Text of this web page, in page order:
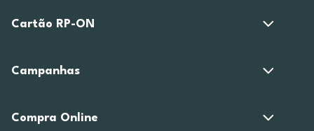
Cartão RP-ON
Campanhas
Compra Online